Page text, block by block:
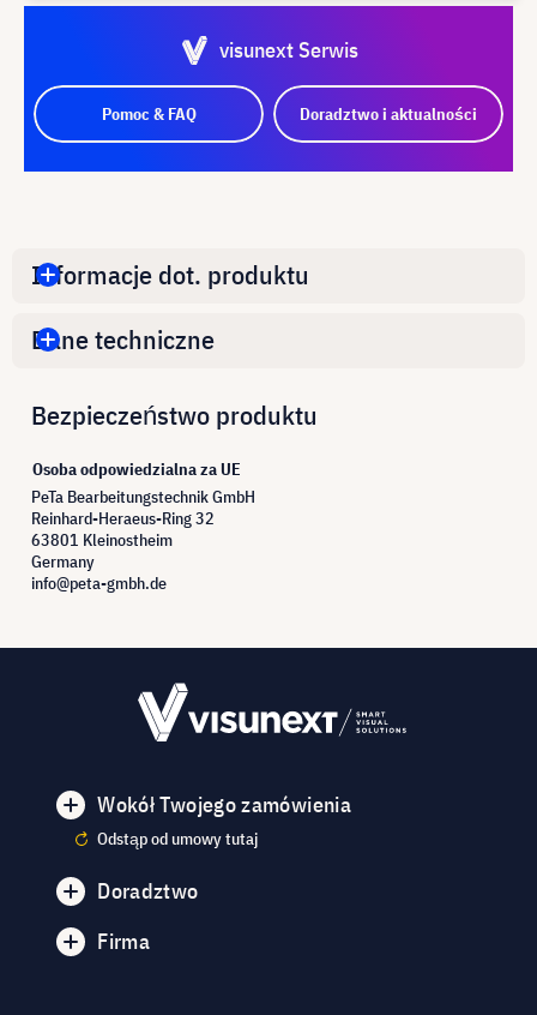
visunext Serwis
Pomoc & FAQ Doradztwo i aktualności
Informacje dot. produktu
Dane techniczne
Bezpieczeństwo produktu
Osoba odpowiedzialna za UE
PeTa Bearbeitungstechnik GmbH
Reinhard-Heraeus-Ring 32
63801 Kleinostheim
Germany
info@peta-gmbh.de
Wokół Twojego zamówienia
Odstąp od umowy tutaj
Doradztwo
Firma